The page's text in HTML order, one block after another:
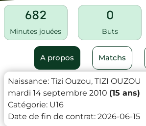
682
Minutes jouées
0
Buts
A propos Matchs
Naissance: Tizi Ouzou, TIZI OUZOU
mardi 14 septembre 2010 (15 ans)
Catégorie: U16
Date de fin de contrat: 2026-06-15